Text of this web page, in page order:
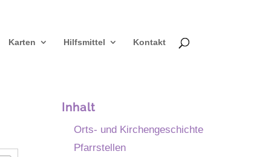
Karten Hilfsmittel Kontakt
Inhalt
Orts- und Kirchengeschichte
Pfarrstellen